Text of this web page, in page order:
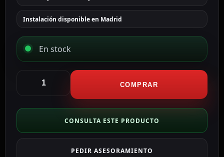
Instalación disponible en Madrid
En stock
para
interruptor
doble
COMPRAR
CONSULTA ESTE PRODUCTO
PEDIR ASESORAMIENTO